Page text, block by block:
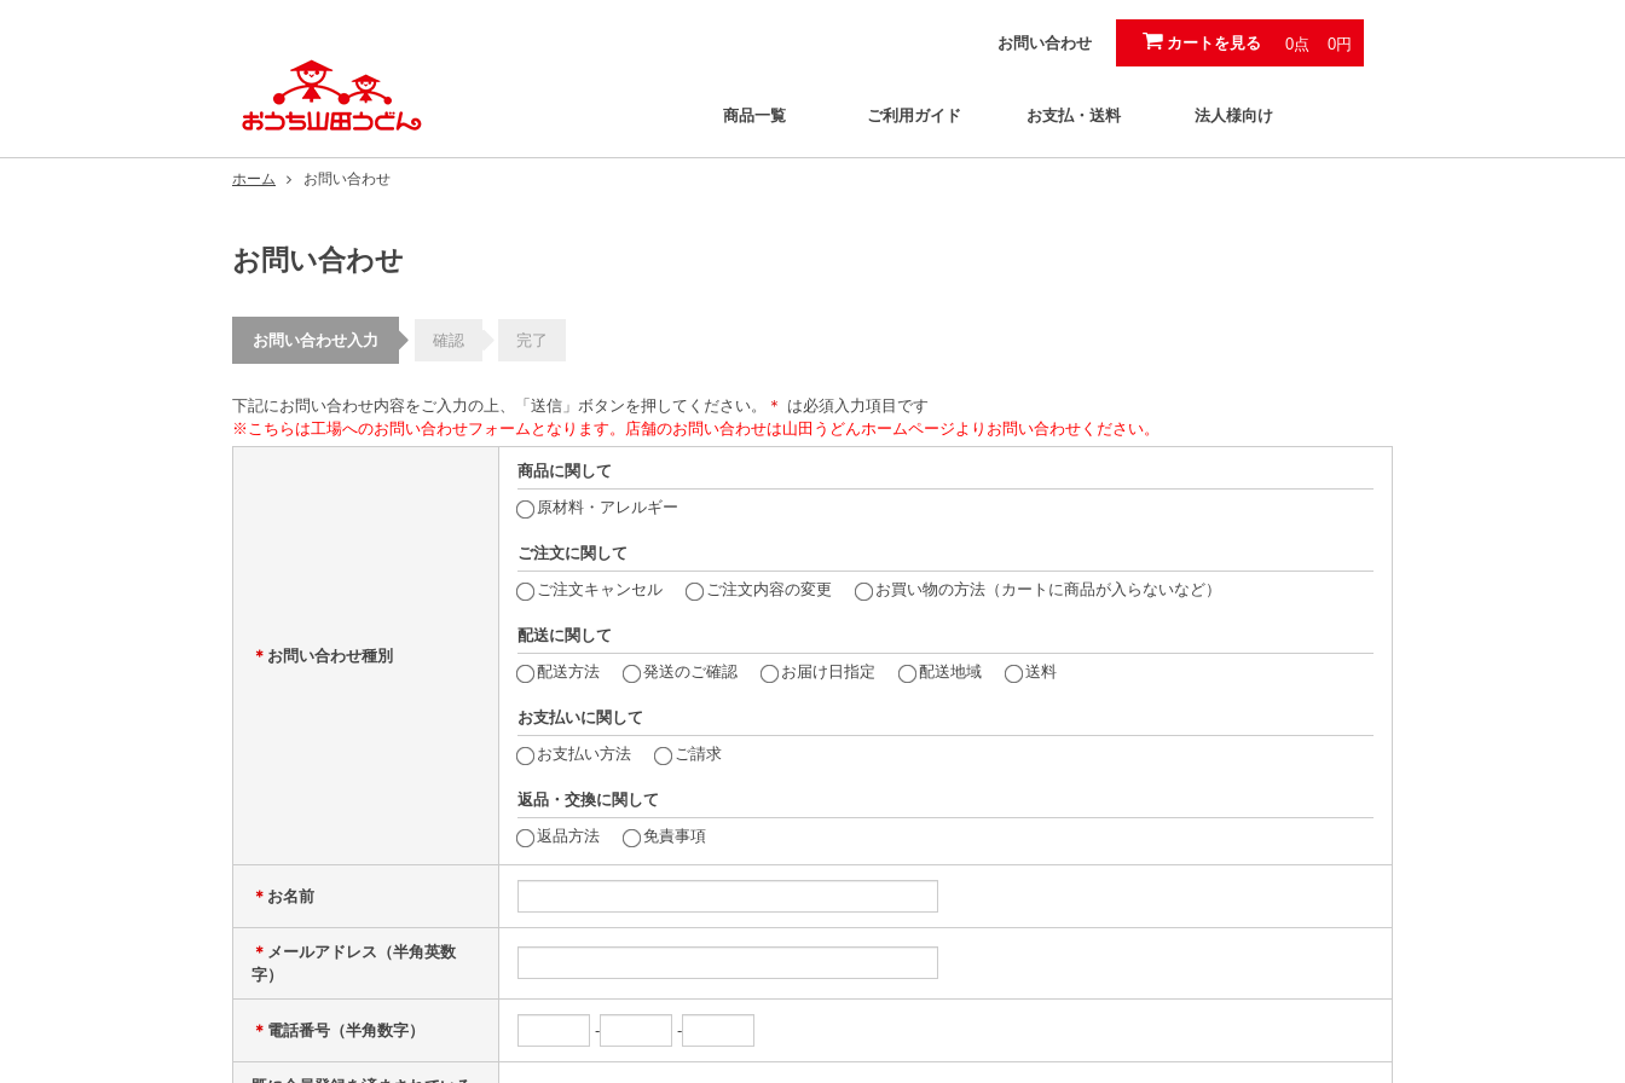
お問い合わせ カートを見る 0点 0円
商品一覧 ご利用ガイド お支払・送料 法人様向け
ホーム お問い合わせ
お問い合わせ
お問い合わせ入力 確認 完了
下記にお問い合わせ内容をご入力の上、「送信」ボタンを押してください。 ＊ は必須入力項目です
＊ お問い合わせ種別
商品に関して
原材料・アレルギー
ご注文に関して
ご注文キャンセル
ご注文内容の変更 お買い物の方法（カートに商品が入らないなど）
配送に関して
配送方法
発送のご確認 お届け日指定 配送地域 送料
お支払いに関して
お支払い方法
ご請求
返品・交換に関して
返品方法
免責事項
＊ お名前
＊ メールアドレス（半角英数
字）
＊ 電話番号（半角数字） - -